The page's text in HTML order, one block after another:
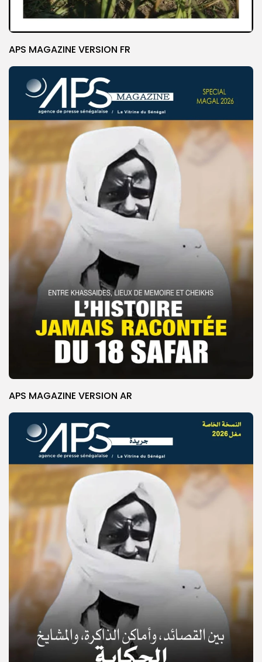
© Copyright 2025, APS
APS MAGAZINE VERSION FR
APS MAGAZINE VERSION AR